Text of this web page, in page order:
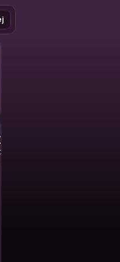
miejsca